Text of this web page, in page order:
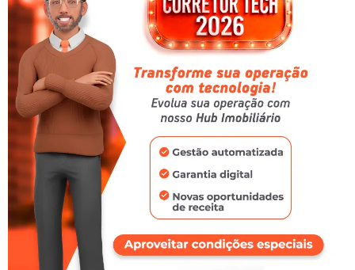
burocracia e aumentando a eficiência.
Aluguel virtual: como
funciona na prática?
Considerando uma jornada de locação completamente
digitalizada, o processo completo ficaria da seguinte
forma na prática:
Para iniciar, o potencial inquilino utilizaria
digitais e marketplaces imobiliáriospara buscar o
imóvel desejado. Dessa forma, é possível filtrar por
localização, preço e características, além de visualizar
fotos, vídeos e até fazer tours virtuais, tudo isso sem